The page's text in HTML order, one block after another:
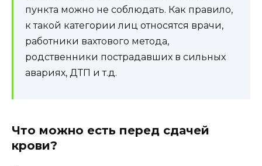
пункта можно не соблюдать. Как правило,
к такой категории лиц относятся врачи,
работники вахтового метода,
родственники пострадавших в сильных
авариях, ДТП и т.д.
Что можно есть перед сдачей
крови?